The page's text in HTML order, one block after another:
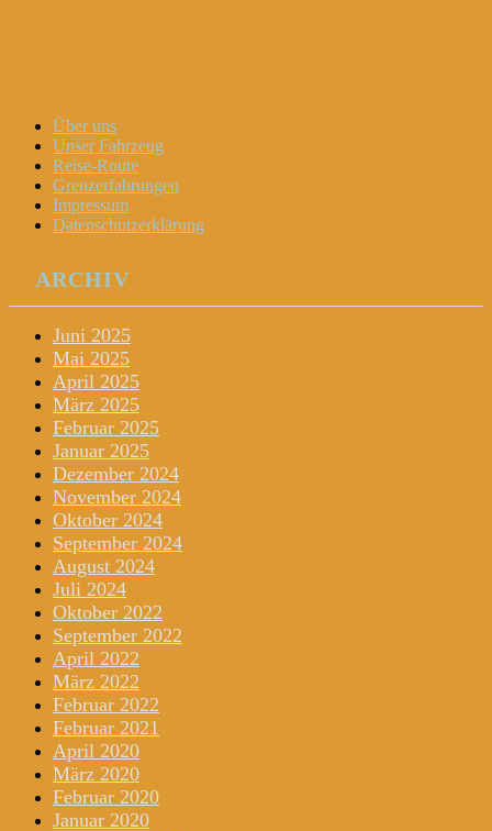
Menu
Widgets
Search
Skip
content
Über uns
Unser Fahrzeug
Reise-Route
Grenzerfahrungen
Impressum
Datenschutzerklärung
ARCHIV
Juni 2025
Mai 2025
April 2025
März 2025
Februar 2025
Januar 2025
Dezember 2024
November 2024
Oktober 2024
September 2024
August 2024
Juli 2024
Oktober 2022
September 2022
April 2022
März 2022
Februar 2022
Februar 2021
April 2020
März 2020
Februar 2020
Januar 2020